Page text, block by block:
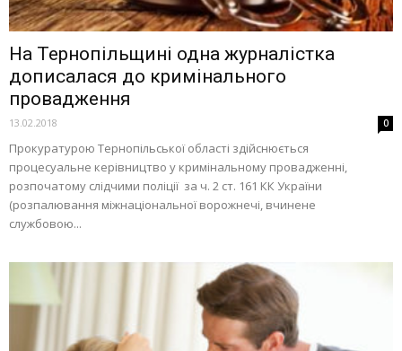
На Тернопільщині одна журналістка
дописалася до кримінального
провадження
13.02.2018 0
Прокуратурою Тернопільської області здійснюється
процесуальне керівництво у кримінальному провадженні,
розпочатому слідчими поліції за ч. 2 ст. 161 КК України
(розпалювання міжнаціональної ворожнечі, вчинене
службовою...